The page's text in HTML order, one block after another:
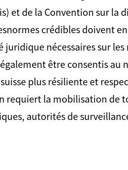
et de la Convention sur la
crédibles doivent
nécessaires sur
être consentis au
plus résiliente et
requiert la mobilisation de
autorités de